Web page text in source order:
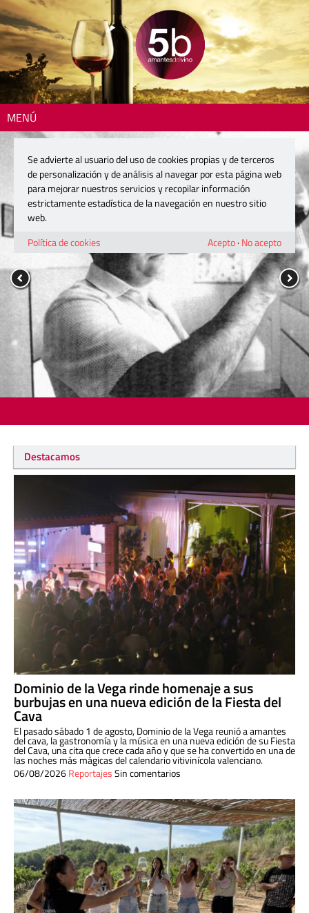
MENÚ
Destacamos
Dominio de la Vega rinde homenaje a sus
burbujas en una nueva edición de la Fiesta del
Cava
El pasado sábado 1 de agosto, Dominio de la Vega reunió a amantes
del cava, la gastronomía y la música en una nueva edición de su Fiesta
del Cava, una cita que crece cada año y que se ha convertido en una de
las noches más mágicas del calendario vitivinícola valenciano.
06/08/2026ReportajesSin comentarios
Se advierte al usuario del uso de cookies propias y de terceros
de personalización y de análisis al navegar por esta página web
para mejorar nuestros servicios y recopilar información
estrictamente estadística de la navegación en nuestro sitio
web.
Política de cookies
Acepto· No acepto